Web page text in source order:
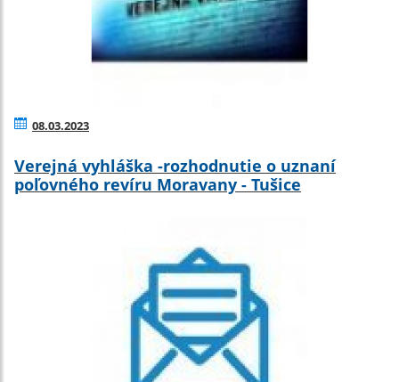
08.03.2023
Verejná vyhláška -rozhodnutie o uznaní
poľovného revíru Moravany - Tušice